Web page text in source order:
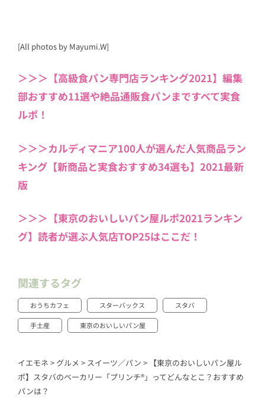
[All photos by Mayumi.W]
＞＞＞【高級食パン専門店ランキング2021】編集
部おすすめ11選や絶品通販食パンまですべて実食
ルポ！
＞＞＞カルディマニア100人が選んだ人気商品ラン
キング【新商品と実食おすすめ34選も】2021最新
版
＞＞＞【東京のおいしいパン屋ルポ2021ランキン
グ】読者が選ぶ人気店TOP25はここだ！
関連するタグ
おうちカフェ スターバックス スタバ
手土産 東京のおいしいパン屋
イエモネ > グルメ > スイーツ／パン > 【東京のおいしいパン屋ル
ポ】スタバのベーカリー「プリンチ®︎」ってどんなとこ？おすすめ
パンは？